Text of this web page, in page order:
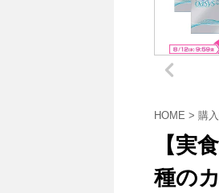
HOME > 購
【実
種の